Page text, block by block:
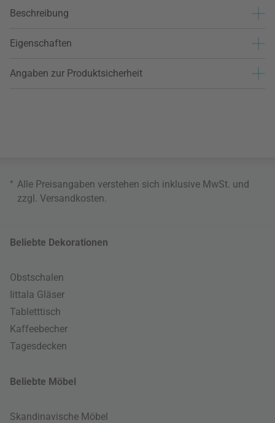
Beschreibung
Eigenschaften
Angaben zur Produktsicherheit
* Alle Preisangaben verstehen sich inklusive MwSt. und
zzgl. Versandkosten
Beliebte Dekorationen
Obstschalen
Iittala Gläser
Tabletttisch
Kaffeebecher
Tagesdecken
Beliebte Möbel
Skandinavische Möbel